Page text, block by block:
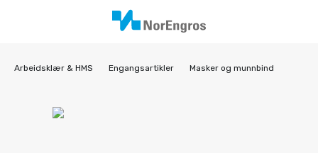
Arbeidsklær & HMS Engangsartikler Masker og munnbind